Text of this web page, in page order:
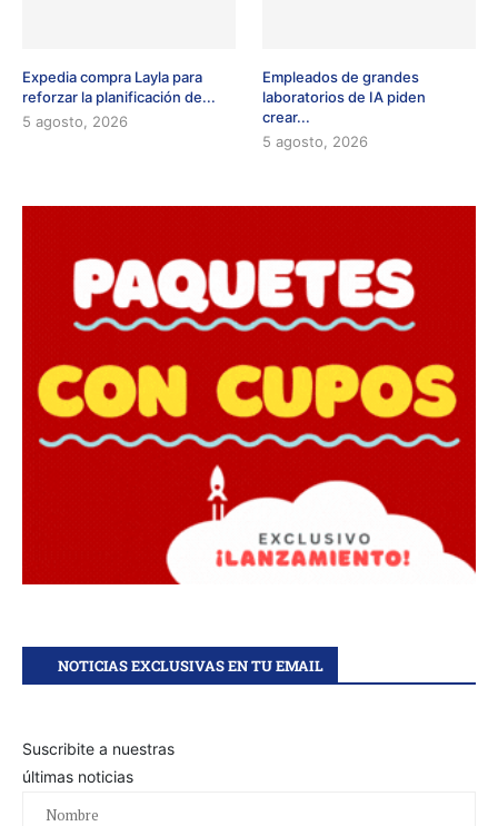
Expedia compra Layla para
reforzar la planificación de...
5 agosto, 2026
Empleados de grandes
laboratorios de IA piden
crear...
5 agosto, 2026
NOTICIAS EXCLUSIVAS EN TU EMAIL
Suscribite a nuestras
últimas noticias